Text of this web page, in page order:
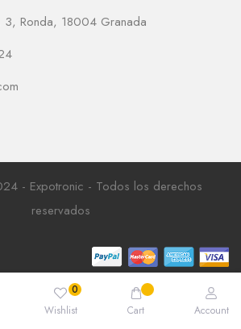
3, Ronda, 18004 Granada
- Expotronic - Todos los derechos
reservados
Wishlist Cart Account